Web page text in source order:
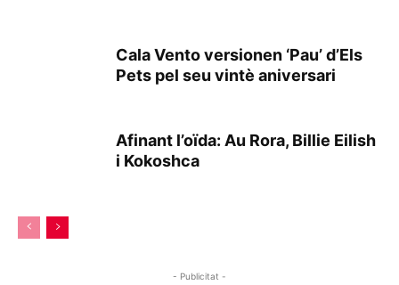
Cala Vento versionen ‘Pau’ d’Els
Pets pel seu vintè aniversari
Afinant l’oïda: Au Rora, Billie Eilish
i Kokoshca
- Publicitat -